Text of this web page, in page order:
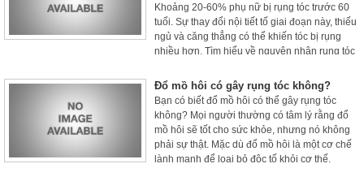
Khoảng 20-60% phụ nữ bị rụng tóc trước 60
tuổi. Sự thay đổi nội tiết tố giai đoạn này, thiếu
ngủ và căng thẳng có thể khiến tóc bị rụng
nhiều hơn. Tìm hiểu về nguyên nhân rụng tóc
Đổ mồ hôi có gây rụng tóc không?
Bạn có biết đổ mồ hôi có thể gây rụng tóc
không? Mọi người thường có tâm lý rằng đổ
mồ hôi sẽ tốt cho sức khỏe, nhưng nó không
phải sự thật. Mặc dù đổ mồ hôi là một cơ chế
lành mạnh để loại bỏ độc tố khỏi cơ thể,